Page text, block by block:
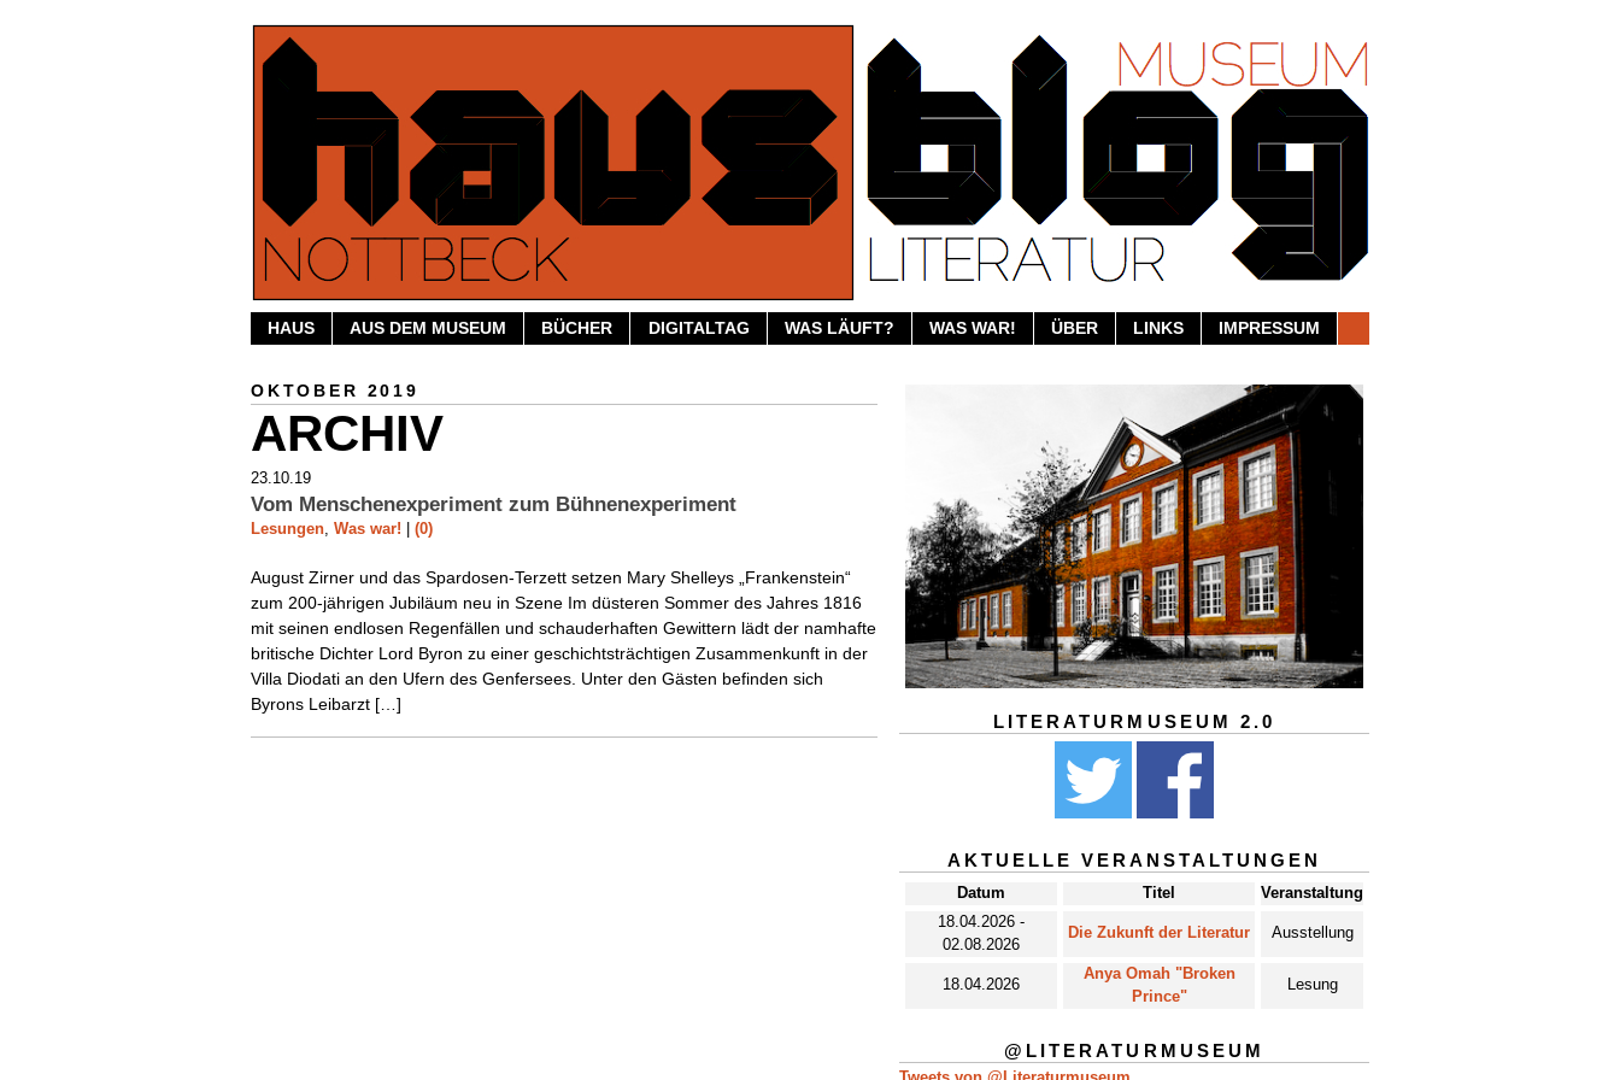
HAUS AUS DEM MUSEUM BÜCHER DIGITALTAG WAS LÄUFT? WAS WAR! ÜBER LINKS IMPRESSUM
OKTOBER 2019
ARCHIV
23.10.19
Vom Menschenexperiment zum Bühnenexperiment
Lesungen, Was war! (0)
August Zirner und das Spardosen-Terzett setzen Mary Shelleys „Frankenstein“
zum 200-jährigen Jubiläum neu in Szene Im düsteren Sommer des Jahres 1816
mit seinen endlosen Regenfällen und schauderhaften Gewittern lädt der namhafte
britische Dichter Lord Byron zu einer geschichtsträchtigen Zusammenkunft in der
Villa Diodati an den Ufern des Genfersees. Unter den Gästen befinden sich
Byrons Leibarzt […]
LITERATURMUSEUM 2.0
AKTUELLE VERANSTALTUNGEN
Datum Titel
Veranstaltung
18.04.2026 -
02.08.2026
Die Zukunft der Literatur Ausstellung
18.04.2026
Anya Omah "Broken
Prince"
Lesung
@LITERATURMUSEUM